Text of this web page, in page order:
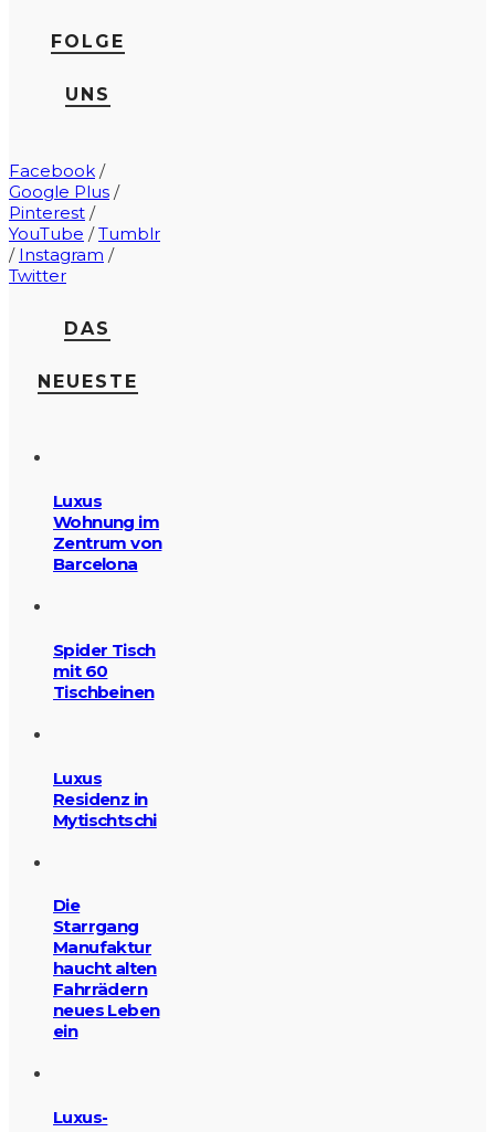
FOLGE
UNS
Facebook /
Google Plus /
Pinterest /
YouTube /Tumblr
/ Instagram /
Twitter
DAS
NEUESTE
Luxus
Wohnung im
Zentrum von
Barcelona
Spider Tisch
mit 60
Tischbeinen
Luxus
Residenz in
Mytischtschi
Die
Starrgang
Manufaktur
haucht alten
Fahrrädern
neues Leben
ein
Luxus-